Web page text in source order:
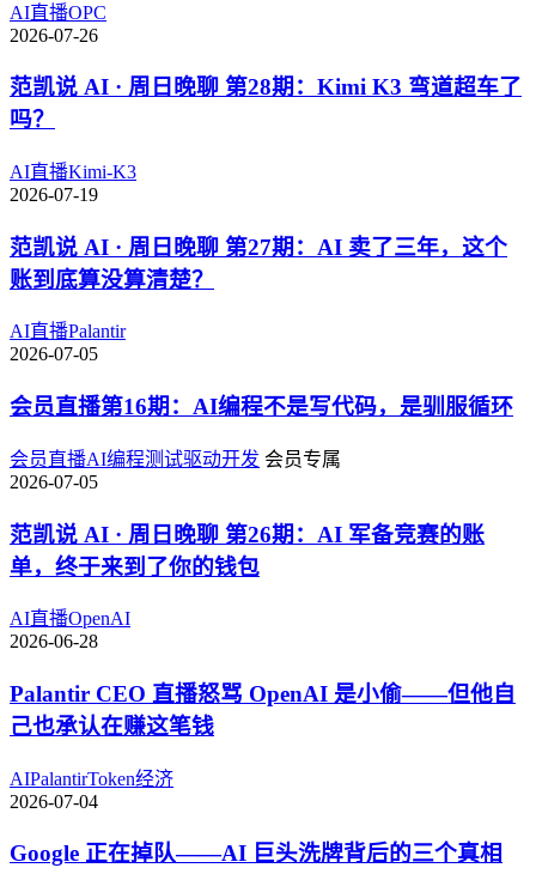
AI直播OPC
2026-07-26
范凯说 AI · 周日晚聊 第28期：Kimi K3 弯道超车了
吗？
AI直播Kimi-K3
2026-07-19
范凯说 AI · 周日晚聊 第27期：AI 卖了三年，这个
账到底算没算清楚？
AI直播Palantir
2026-07-05
会员直播第16期：AI编程不是写代码，是驯服循环
会员直播AI编程测试驱动开发 会员专属
2026-07-05
范凯说 AI · 周日晚聊 第26期：AI 军备竞赛的账
单，终于来到了你的钱包
AI直播OpenAI
2026-06-28
Palantir CEO 直播怒骂 OpenAI 是小偷——但他自
己也承认在赚这笔钱
AIPalantirToken经济
2026-07-04
Google 正在掉队——AI 巨头洗牌背后的三个真相